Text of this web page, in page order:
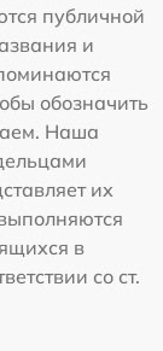
публичной
и
обозначить
Наша
их
в
со ст.